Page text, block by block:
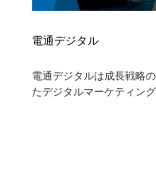
電通デジタル
電通デジタルは成長戦略
たデジタルマーケティン